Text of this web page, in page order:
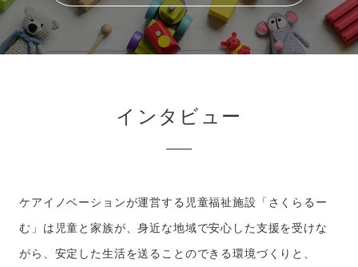
インタビュー
ケアイノベーションが運営する児童福祉施設「さくらるー
む」は児童と家族が、身近な地域で安心した支援を受けな
がら、安定した生活を送ることのできる環境づくりと、